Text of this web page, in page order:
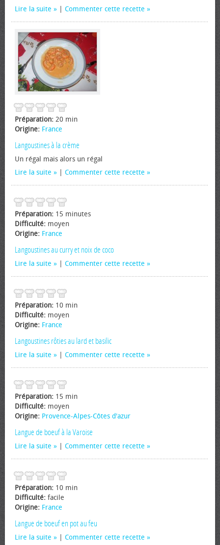
Lire la suite Commenter cette recette
Préparation: 20 min
Origine: France
Langoustines à la crème
Un régal mais alors un régal
Lire la suite
Commenter cette recette
Préparation: 15 minutes
Difficulté: moyen
Origine: France
Langoustines au curry et noix de coco
Lire la suite Commenter cette recette
Préparation: 10 min
Difficulté: moyen
Origine: France
Langoustines rôties au lard et basilic
Lire la suite Commenter cette recette
Préparation: 15 min
Difficulté: moyen
Origine: Provence-Alpes-Côtes d'azur
Langue de boeuf à la Varoise
Lire la suite Commenter cette recette
Préparation: 10 min
Difficulté: facile
Origine: France
Langue de boeuf en pot au feu
Lire la suite Commenter cette recette